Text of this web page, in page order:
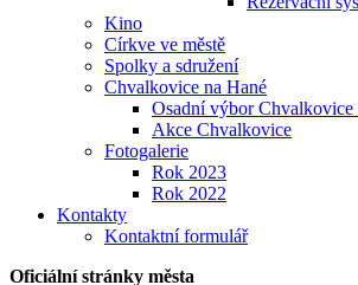
Kino
Církve ve městě
Spolky a sdružení
Chvalkovice na Hané
Osadní výbor Chvalkovice
Akce Chvalkovice
Fotogalerie
Rok 2023
Rok 2022
Kontakty
Kontaktní formulář
Oficiální stránky města